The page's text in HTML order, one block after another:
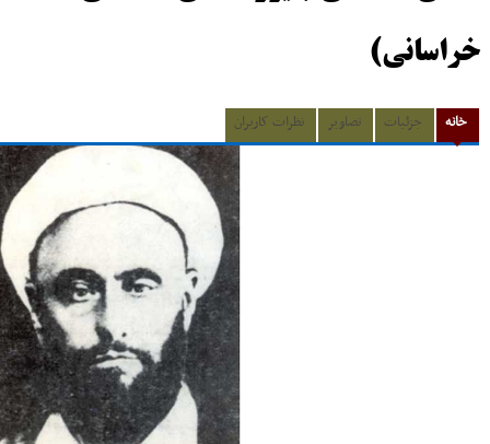
خراسانی)
خانه جزئیات تصاویر نظرات کاربران